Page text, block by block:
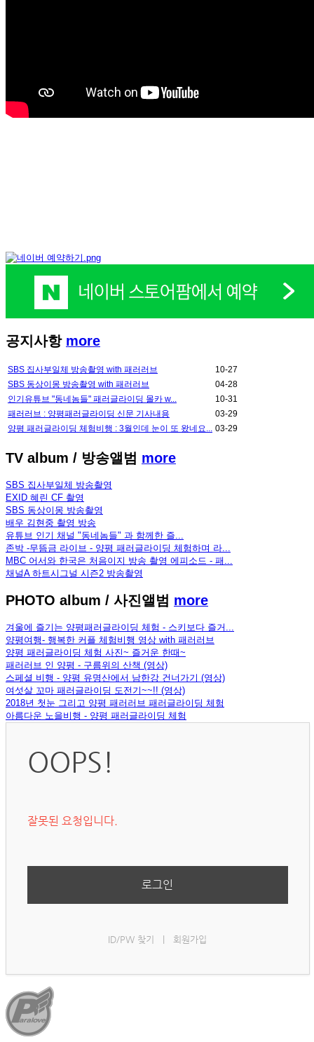
공지사항 more
SBS 집사부일체 방송촬영 with 패러러브
10-27
SBS 동상이몽 방송촬영 with 패러러브
04-28
인기유튜브 "동네놈들" 패러글라이딩 몰카 w...
10-31
패러러브 : 양평패러글라이딩 신문 기사내용
03-29
양평 패러글라이딩 체험비행 : 3월인데 눈이 또 왔네요... 03-29
TV album / 방송앨범 more
SBS 집사부일체 방송촬영
EXID 혜린 CF 촬영
SBS 동상이몽 방송촬영
배우 김현중 촬영 방송
유튜브 인기 채널 "동네놈들" 과 함께한 즐...
존박 -무뜸금 라이브 - 양평 패러글라이딩 체험하며 라...
MBC 어서와 한국은 처음이지 방송 촬영 에피소드 - 패...
채널A 하트시그널 시즌2 방송촬영
PHOTO album / 사진앨범 more
겨울에 즐기는 양평패러글라이딩 체험 - 스키보다 즐거...
양평여행- 행복한 커플 체험비행 영상 with 패러러브
양평 패러글라이딩 체험 사진~ 즐거운 한때~
패러러브 인 양평 - 구름위의 산책 (영상)
스페셜 비행 - 양평 유명산에서 남한강 건너가기 (영상)
여섯살 꼬마 패러글라이딩 도전기~~!! (영상)
2018년 첫눈 그리고 양평 패러러브 패러글라이딩 체험
아름다운 노을비행 - 양평 패러글라이딩 체험
OOPS!
잘못된 요청입니다.
로그인
ID/PW 찾기 회원가입